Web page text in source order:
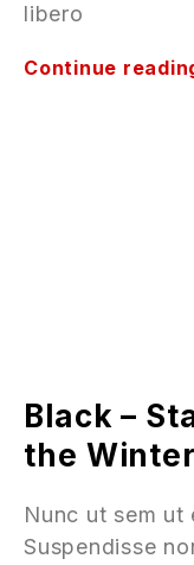
libero
Continue
Black –
the Winter
Nunc ut sem ut
Suspendisse